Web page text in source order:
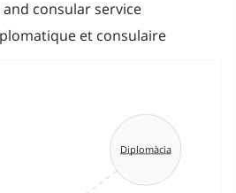
consular service
et consulaire
Diplomàcia